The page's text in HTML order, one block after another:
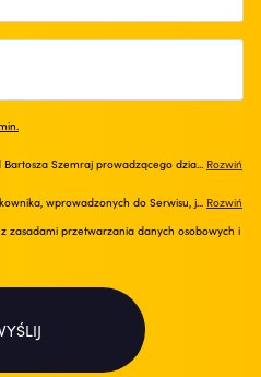
Szemraj prowadzącego dzia... Rozwiń
wprowadzonych do Serwisu, j... Rozwiń
zasadami przetwarzania danych osobowych i